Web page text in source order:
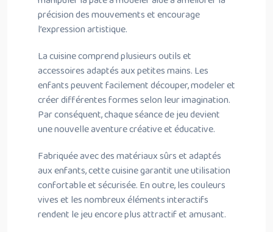
précision des mouvements et encourage
l’expression artistique.
La cuisine comprend plusieurs outils et
accessoires adaptés aux petites mains. Les
enfants peuvent facilement découper, modeler et
créer différentes formes selon leur imagination.
Par conséquent, chaque séance de jeu devient
une nouvelle aventure créative et éducative.
Fabriquée avec des matériaux sûrs et adaptés
aux enfants, cette cuisine garantit une utilisation
confortable et sécurisée. En outre, les couleurs
vives et les nombreux éléments interactifs
rendent le jeu encore plus attractif et amusant.